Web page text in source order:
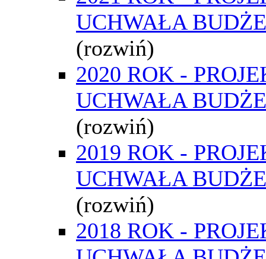
UCHWAŁA
(rozwiń)
2020 ROK -
UCHWAŁA
(rozwiń)
2019 ROK -
UCHWAŁA
(rozwiń)
2018 ROK -